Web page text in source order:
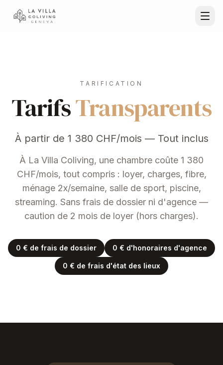
TARIFICATION
TarifsTransparents
À partir de 1 380 CHF/mois — Tout inclus
À La Villa Coliving, une chambre coûte 1 380
CHF/mois, tout compris : loyer, charges, fibre,
ménage 2x/semaine, salle de sport, piscine,
streaming. Sans frais de dossier ni d'agence —
caution de 2 mois de loyer (hors charges).
0 € de frais de dossier 0 € d'honoraires d'agence
0 € de frais d'état des lieux